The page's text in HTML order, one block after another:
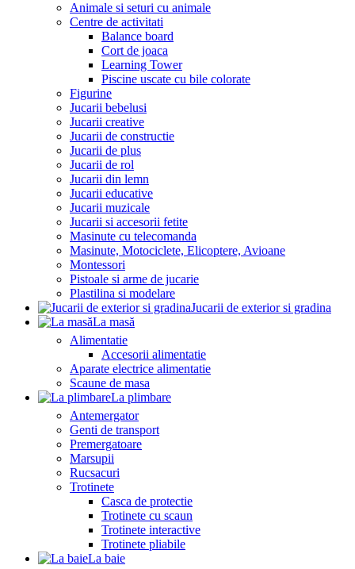
Animale si seturi cu animale
Centre de activitati
Balance board
Cort de joaca
Learning Tower
Piscine uscate cu bile colorate
Figurine
Jucarii bebelusi
Jucarii creative
Jucarii de constructie
Jucarii de plus
Jucarii de rol
Jucarii din lemn
Jucarii educative
Jucarii muzicale
Jucarii si accesorii fetite
Masinute cu telecomanda
Masinute, Motociclete, Elicoptere, Avioane
Montessori
Pistoale si arme de jucarie
Plastilina si modelare
Jucarii de exterior si gradina
La masă
Alimentatie
Accesorii alimentatie
Aparate electrice alimentatie
Scaune de masa
La plimbare
Antemergator
Genti de transport
Premergatoare
Marsupii
Rucsacuri
Trotinete
Casca de protectie
Trotinete cu scaun
Trotinete interactive
Trotinete pliabile
La baie